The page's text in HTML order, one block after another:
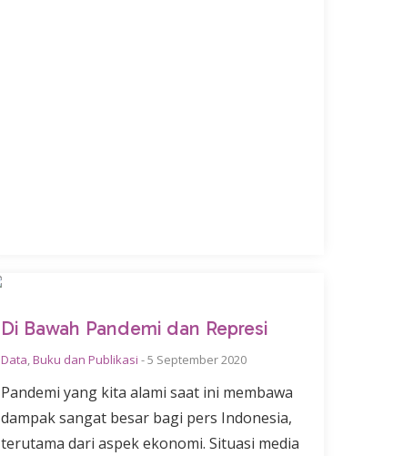
Di Bawah Pandemi dan Represi
Data,Buku dan Publikasi -5 September 2020
Pandemi yang kita alami saat ini membawa
dampak sangat besar bagi pers Indonesia,
terutama dari aspek ekonomi. Situasi media